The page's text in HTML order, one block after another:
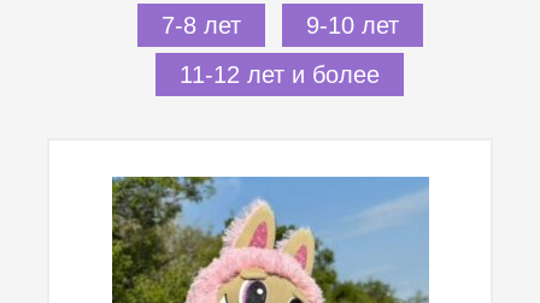
7-8 лет
9-10 лет
11-12 лет и более